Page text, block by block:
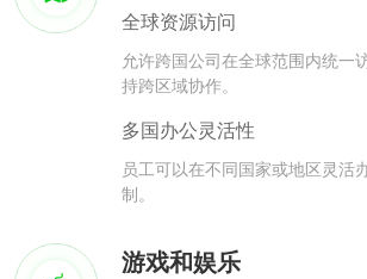
全球资源访问
允许跨国公司在全球范围内统一
持跨区域协作。
多国办公灵活性
员工可以在不同国家或地区灵活
制。
游戏和娱乐